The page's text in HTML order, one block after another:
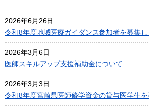
2026年6月26日
令和8年度地域医療ガイダンス参加者を募集し
2026年3月6日
医師スキルアップ支援補助金について
2026年3月3日
令和8年度宮崎県医師修学資金の貸与医学生